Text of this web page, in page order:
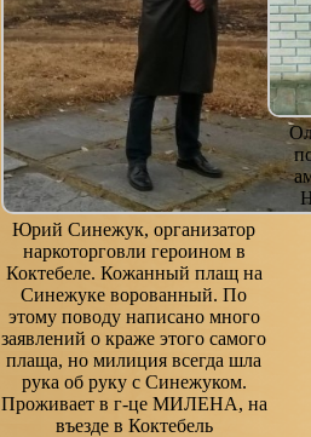
Юрий Синежук, организатор
наркоторговли героином в
Коктебеле. Кожанный плащ на
Синежуке ворованный. По
этому поводу написано много
заявлений о краже этого самого
плаща, но милиция всегда шла
рука об руку с Синежуком.
Проживает в г-це МИЛЕНА, на
въезде в Коктебель